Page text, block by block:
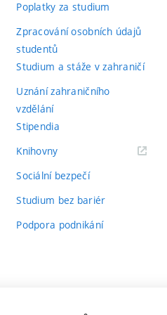
Poplatky za studium
Zpracování osobních údajů
studentů
Studium a stáže v zahraničí
Uznání zahraničního
vzdělání
Stipendia
Knihovny(externí
Sociální bezpečí
Studium bez bariér
Podpora podnikání